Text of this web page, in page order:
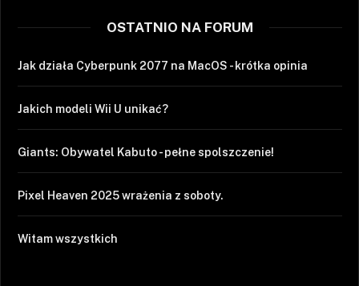
OSTATNIO NA FORUM
Jak działa Cyberpunk 2077 na MacOS - krótka opinia
Jakich modeli Wii U unikać?
Giants: Obywatel Kabuto - pełne spolszczenie!
Pixel Heaven 2025 wrażenia z soboty.
Witam wszystkich